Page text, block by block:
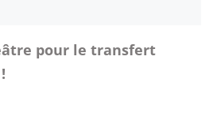
pour le transfert